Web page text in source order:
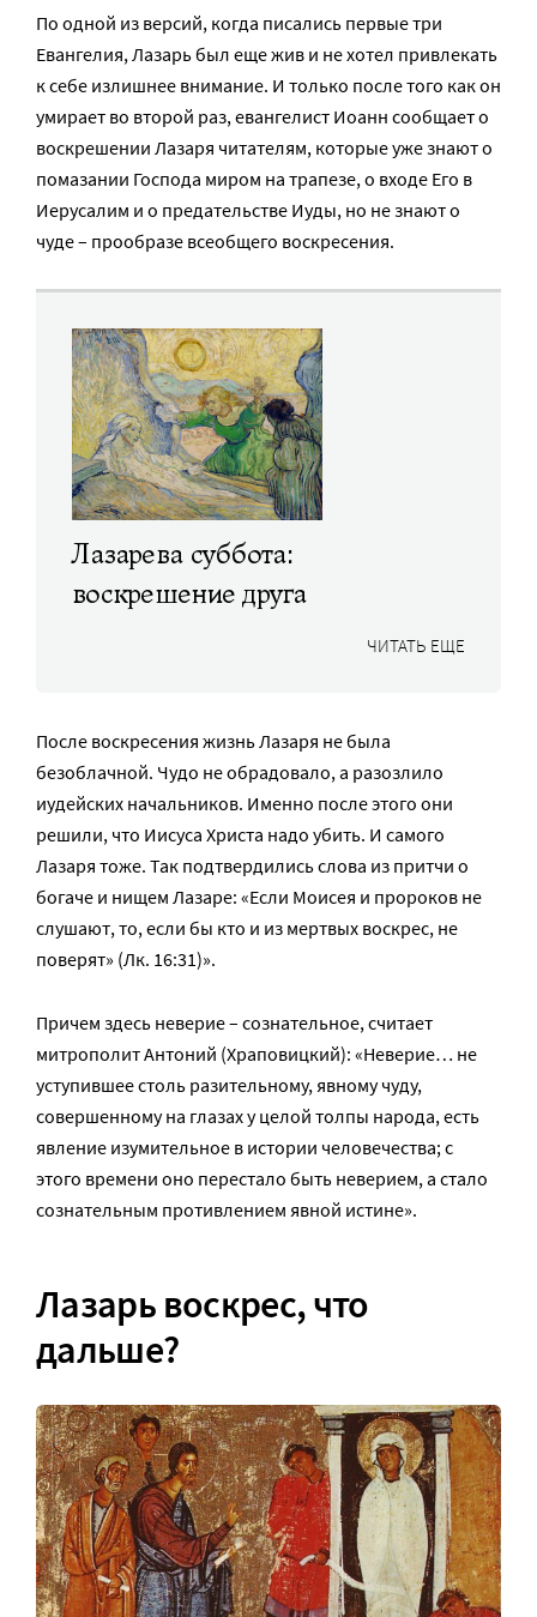
По одной из версий, когда писались первые три
Евангелия, Лазарь был еще жив и не хотел привлекать
к себе излишнее внимание. И только после того как он
умирает во второй раз, евангелист Иоанн сообщает о
воскрешении Лазаря читателям, которые уже знают о
помазании Господа миром на трапезе, о входе Его в
Иерусалим и о предательстве Иуды, но не знают о
чуде – прообразе всеобщего воскресения.
Лазарева суббота:
воскрешение друга
ЧИТАТЬ ЕЩЕ
После воскресения жизнь Лазаря не была
безоблачной. Чудо не обрадовало, а разозлило
иудейских начальников. Именно после этого они
решили, что Иисуса Христа надо убить. И самого
Лазаря тоже. Так подтвердились слова из притчи о
богаче и нищем Лазаре: «Если Моисея и пророков не
слушают, то, если бы кто и из мертвых воскрес, не
поверят» (Лк. 16:31)».
Причем здесь неверие – сознательное, считает
митрополит Антоний (Храповицкий): «Неверие… не
уступившее столь разительному, явному чуду,
совершенному на глазах у целой толпы народа, есть
явление изумительное в истории человечества; с
этого времени оно перестало быть неверием, а стало
сознательным противлением явной истине».
Лазарь воскрес, что
дальше?